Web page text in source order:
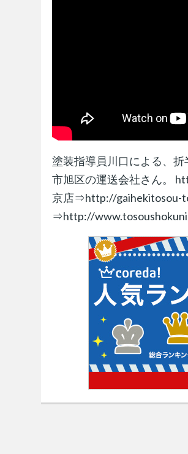
塗装指導員川口による、
市旭区の運送会社さん。
京店⇒http://gaihekitosou-
⇒http://